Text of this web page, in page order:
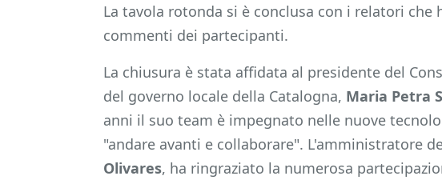
La tavola rotonda si è conclusa con i relatori
commenti dei partecipanti.
La chiusura è stata affidata al presidente del
del governo locale della Catalogna, Maria Petra
anni il suo team è impegnato nelle nuove
"andare avanti e collaborare". L'amministratore
Olivares, ha ringraziato la numerosa